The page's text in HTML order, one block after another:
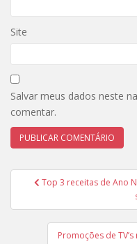
Site
Salvar meus dados neste
comentar.
Navegação
Post
Top 3 receitas de Ano
Promoções de